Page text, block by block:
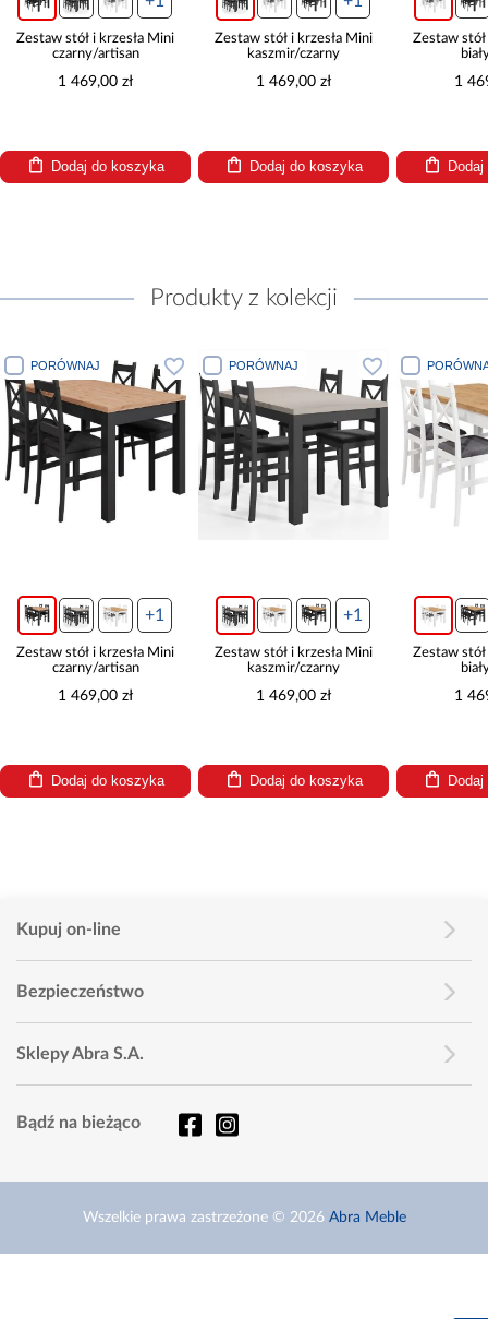
Zestaw stół i krzesła Mini
czarny/artisan
1 469,00 zł
Dodaj do koszyka
Zestaw stół i krzesła Mini
kaszmir/czarny
1 469,00 zł
Dodaj do koszyka
Zestaw stół
1
Dodaj
Produkty z kolekcji
PORÓWNAJ
+1
Zestaw stół i krzesła Mini
czarny/artisan
1 469,00 zł
Dodaj do koszyka
PORÓWNAJ
+1
Zestaw stół i krzesła Mini
kaszmir/czarny
1 469,00 zł
Dodaj do koszyka
Zestaw
1
Kupuj on-line
Bezpieczeństwo
Sklepy Abra S.A.
Bądź na bieżąco
Wszelkie prawa zastrzeżone © 2026 Abra Meble